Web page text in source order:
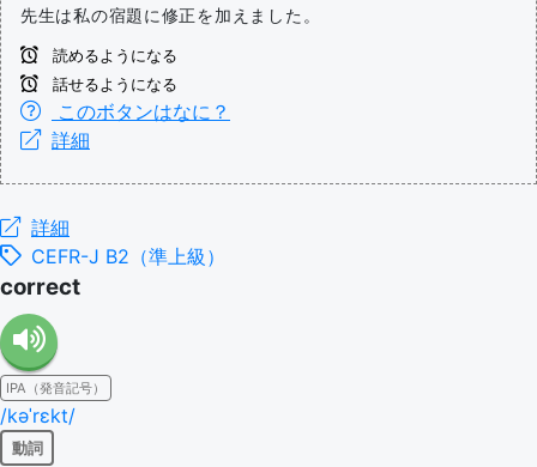
先生は私の宿題に修正を加えました。
読めるようになる
話せるようになる
このボタンはなに？
詳細
詳細
CEFR-J B2（準上級）
correct
IPA（発音記号）
/kəˈrɛkt/
動詞